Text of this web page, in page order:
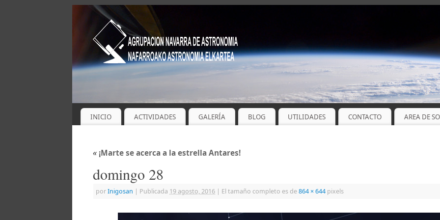
INICIO ACTIVIDADES GALERÍA BLOG UTILIDADES CONTACTO AREA DE
« ¡Marte se acerca a la estrella Antares!
domingo 28
porInigosan | Publicada 19 agosto, 2016 | El tamaño completo es de864 × 644 pixels